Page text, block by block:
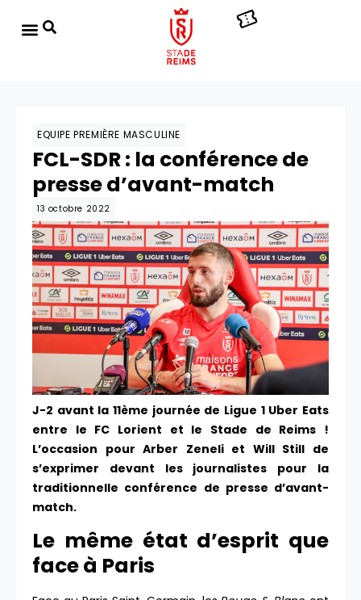
EQUIPE PREMIÈRE MASCULINE
FCL-SDR : la conférence de
presse d’avant-match
13 octobre 2022
J-2 avant la 11ème journée de Ligue 1 Uber Eats
entre le FC Lorient et le Stade de Reims !
L’occasion pour Arber Zeneli et Will Still de
s’exprimer devant les journalistes pour la
traditionnelle conférence de presse d’avant-
match.
Le même état d’esprit que
face à Paris